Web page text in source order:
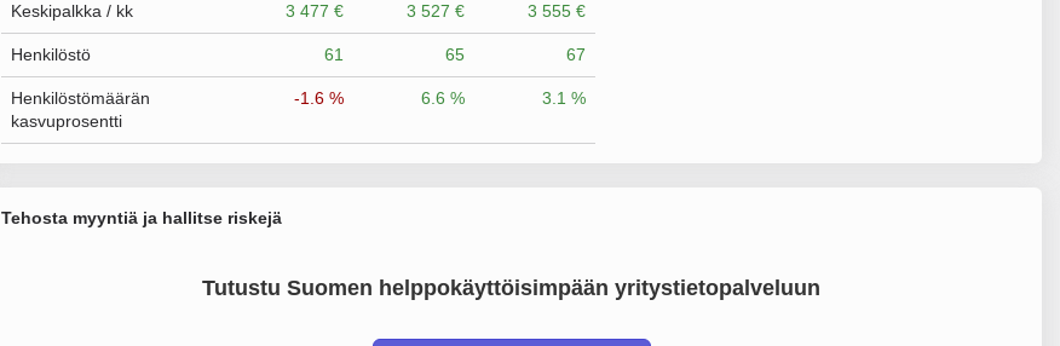
Keskipalkka / kk 3 477 € 3 527 € 3 555 €
Henkilöstö 61 65 67
Henkilöstömäärän
kasvuprosentti
-1.6 % 6.6 % 3.1 %
Tehosta myyntiä ja hallitse riskejä
Tutustu Suomen helppokäyttöisimpään yritystietopalveluun